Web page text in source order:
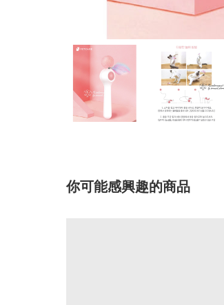
你可能感興趣的商品